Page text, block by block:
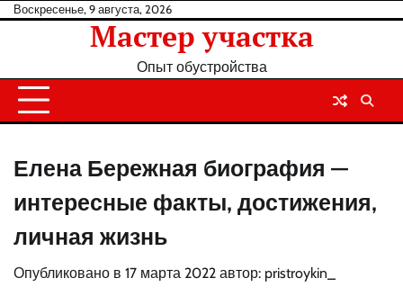
Перейти
Воскресенье, 9 августа, 2026
Мастер участка
Опыт обустройства
Елена Бережная биография —
интересные факты, достижения,
личная жизнь
Опубликовано в 17 марта 2022 автор: pristroykin_